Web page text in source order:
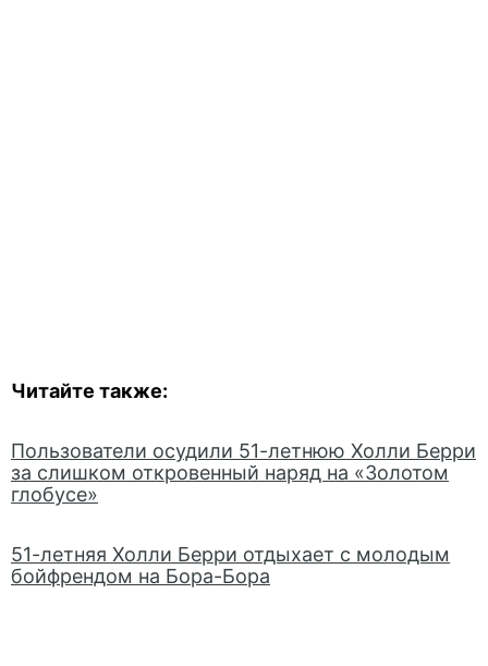
Читайте также:
Пользователи осудили 51-летнюю Холли Берри
за слишком откровенный наряд на «Золотом
глобусе»
51-летняя Холли Берри отдыхает с молодым
бойфрендом на Бора-Бора